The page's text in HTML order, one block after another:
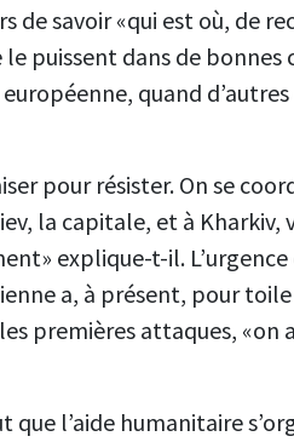
de savoir «qui est où, de
puissent dans de
quand
pour résister. On se
la capitale, et à
explique-t-il. L’urgence
a, à présent, pour
premières attaques, «on
que l’aide humanitaire